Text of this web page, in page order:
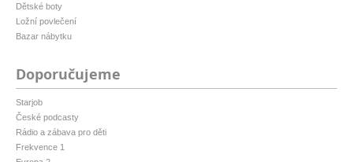
Dětské boty
Ložní povlečení
Bazar nábytku
Doporučujeme
Starjob
České podcasty
Rádio a zábava pro děti
Frekvence 1